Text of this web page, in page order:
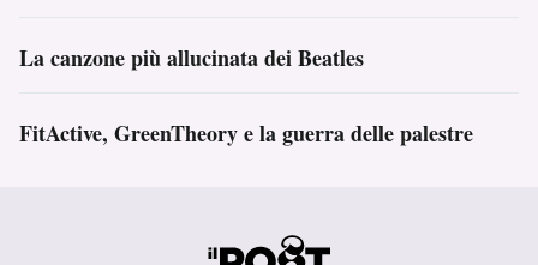
La canzone più allucinata dei Beatles
FitActive, GreenTheory e la guerra delle palestre